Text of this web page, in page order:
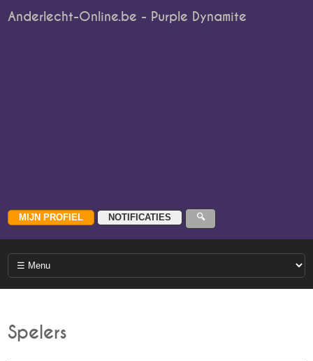
Anderlecht-Online.be - Purple Dynamite
Spelers